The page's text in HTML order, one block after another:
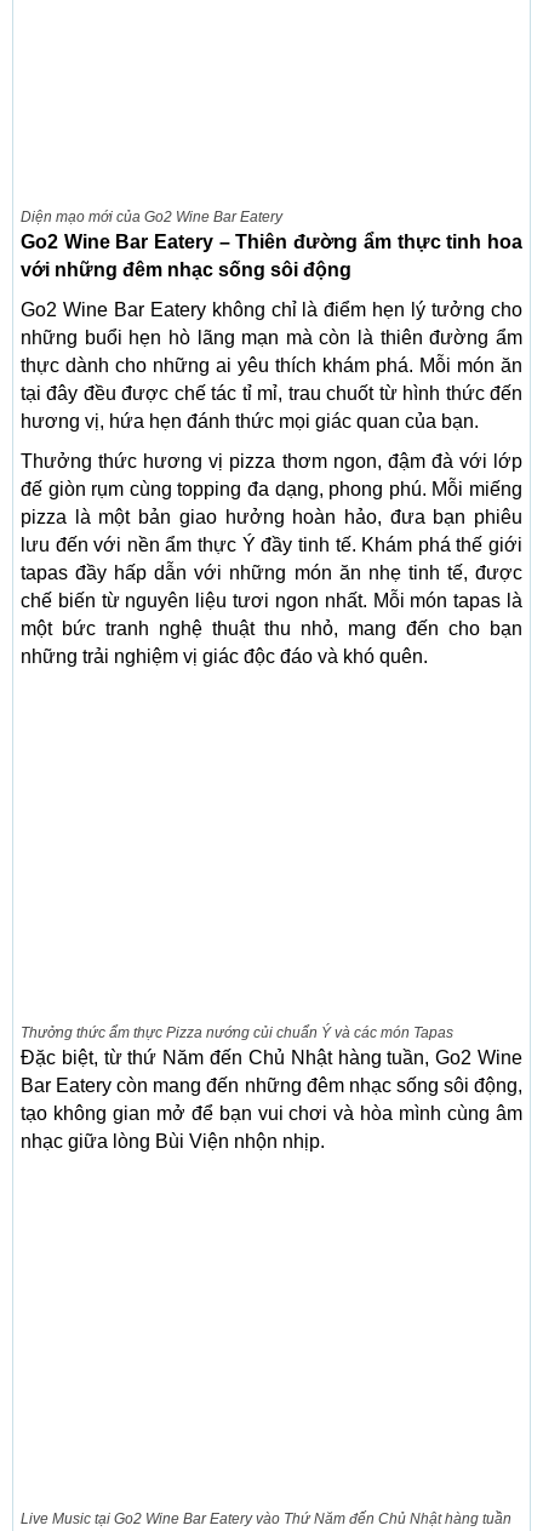
Diện mạo mới của Go2 Wine Bar Eatery
Go2 Wine Bar Eatery – Thiên đường ẩm thực tinh hoa
với những đêm nhạc sống sôi động
Go2 Wine Bar Eatery không chỉ là điểm hẹn lý tưởng cho
những buổi hẹn hò lãng mạn mà còn là thiên đường ẩm
thực dành cho những ai yêu thích khám phá. Mỗi món ăn
tại đây đều được chế tác tỉ mỉ, trau chuốt từ hình thức đến
hương vị, hứa hẹn đánh thức mọi giác quan của bạn.
Thưởng thức hương vị pizza thơm ngon, đậm đà với lớp
đế giòn rụm cùng topping đa dạng, phong phú. Mỗi miếng
pizza là một bản giao hưởng hoàn hảo, đưa bạn phiêu
lưu đến với nền ẩm thực Ý đầy tinh tế. Khám phá thế giới
tapas đầy hấp dẫn với những món ăn nhẹ tinh tế, được
chế biến từ nguyên liệu tươi ngon nhất. Mỗi món tapas là
một bức tranh nghệ thuật thu nhỏ, mang đến cho bạn
những trải nghiệm vị giác độc đáo và khó quên.
Thưởng thức ẩm thực Pizza nướng củi chuẩn Ý và các món Tapas
Đặc biệt, từ thứ Năm đến Chủ Nhật hàng tuần, Go2 Wine
Bar Eatery còn mang đến những đêm nhạc sống sôi động,
tạo không gian mở để bạn vui chơi và hòa mình cùng âm
nhạc giữa lòng Bùi Viện nhộn nhịp.
Live Music tại Go2 Wine Bar Eatery vào Thứ Năm đến Chủ Nhật hàng tuần